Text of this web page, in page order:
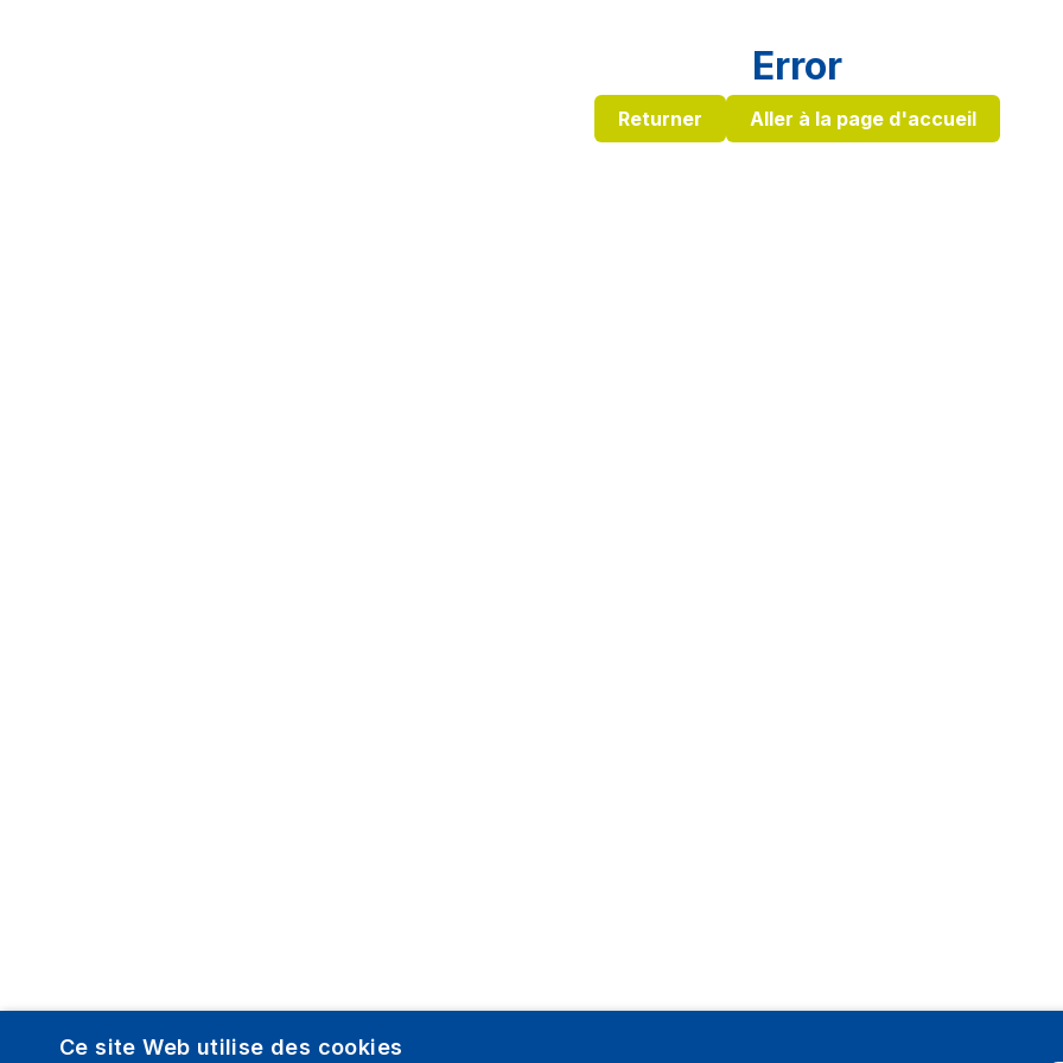
Error
Returner Aller à la page d'accueil
Ce site Web utilise des cookies